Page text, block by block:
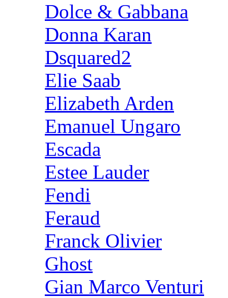
Dolce & Gabbana
Donna Karan
Dsquared2
Elie Saab
Elizabeth Arden
Emanuel Ungaro
Escada
Estee Lauder
Fendi
Feraud
Franck Olivier
Ghost
Gian Marco Venturi